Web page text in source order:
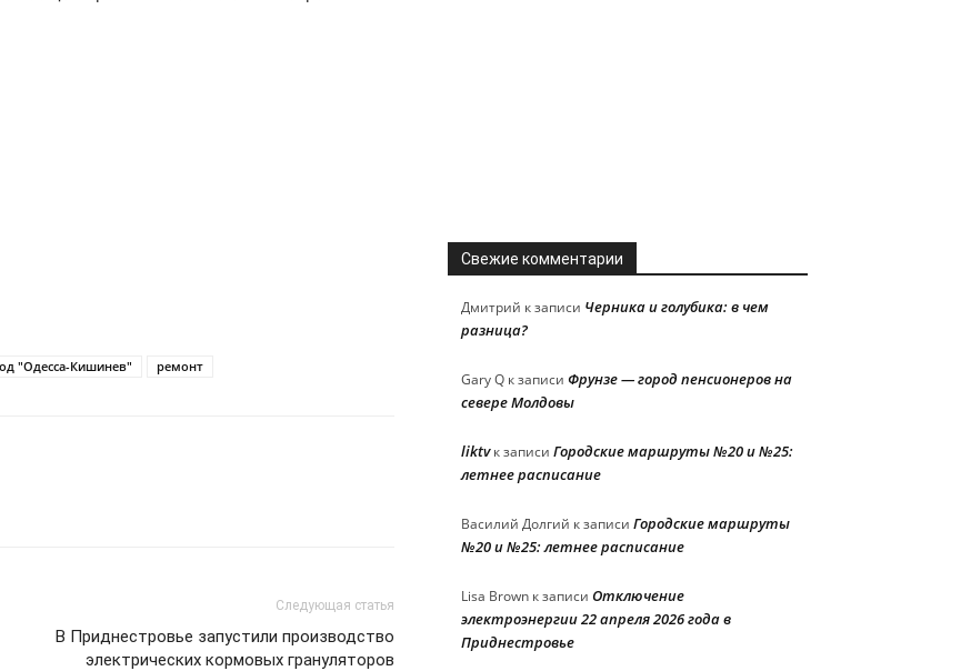
"Одесса-Кишинев" ремонт
Следующая статья
В Приднестровье запустили производство
электрических кормовых грануляторов
Свежие комментарии
Дмитрий к записи Черника и голубика: в чем
разница?
Gary Q к записи Фрунзе — город пенсионеров на
севере Молдовы
liktvк записи Городские маршруты №20 и №25:
летнее расписание
Василий Долгий к записи Городские маршруты
№20 и №25: летнее расписание
Lisa Brown к записи Отключение
электроэнергии 22 апреля 2026 года в
Приднестровье